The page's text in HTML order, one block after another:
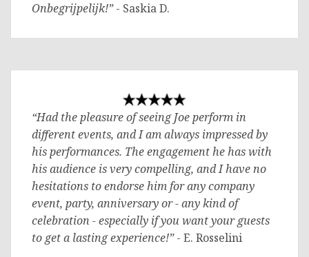
Onbegrijpelijk!”- Saskia D.
“Had the pleasure of seeing Joe perform in
different events, and I am always impressed by
his performances. The engagement he has with
his audience is very compelling, and I have no
hesitations to endorse him for any company
event, party, anniversary or - any kind of
celebration - especially if you want your guests
to get a lasting experience!”- E. Rosselini